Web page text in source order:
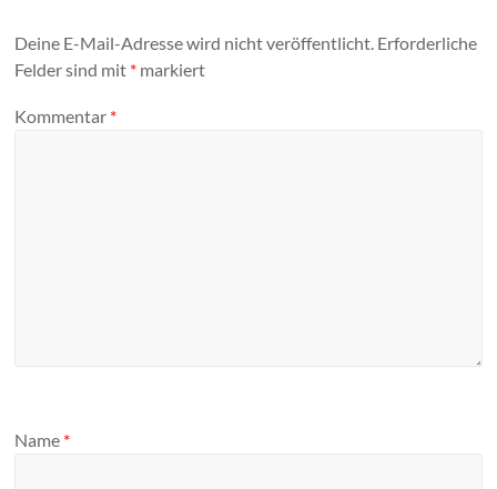
Deine E-Mail-Adresse wird nicht veröffentlicht. Erforderliche
Felder sind mit * markiert
Kommentar *
Name *